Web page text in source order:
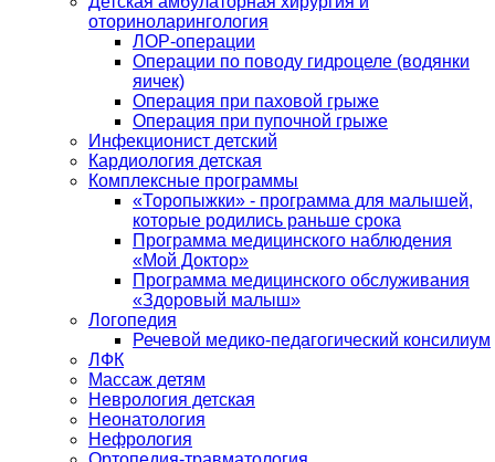
оториноларингология
ЛОР-операции
Операции по поводу гидроцеле (водянки
яичек)
Операция при паховой грыже
Операция при пупочной грыже
Инфекционист детский
Кардиология детская
Комплексные программы
«Торопыжки» - программа для малышей,
которые родились раньше срока
Программа медицинского наблюдения
«Мой Доктор»
Программа медицинского обслуживания
«Здоровый малыш»
Логопедия
Речевой медико-педагогический консилиум
ЛФК
Массаж детям
Неврология детская
Неонатология
Нефрология